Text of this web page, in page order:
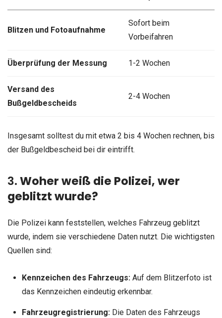
Blitzen und Fotoaufnahme
Sofort beim
Vorbeifahren
Überprüfung der Messung 1-2 Wochen
Versand des
Bußgeldbescheids
2-4 Wochen
Insgesamt solltest du mit etwa 2 bis 4 Wochen rechnen, bis
der Bußgeldbescheid bei dir eintrifft.
3.Woher weiß die Polizei, wer
geblitzt wurde?
Die Polizei kann feststellen, welches Fahrzeug geblitzt
wurde, indem sie verschiedene Daten nutzt. Die wichtigsten
Quellen sind:
Kennzeichen des Fahrzeugs:Auf dem Blitzerfoto ist
das Kennzeichen eindeutig erkennbar.
Fahrzeugregistrierung:Die Daten des Fahrzeugs